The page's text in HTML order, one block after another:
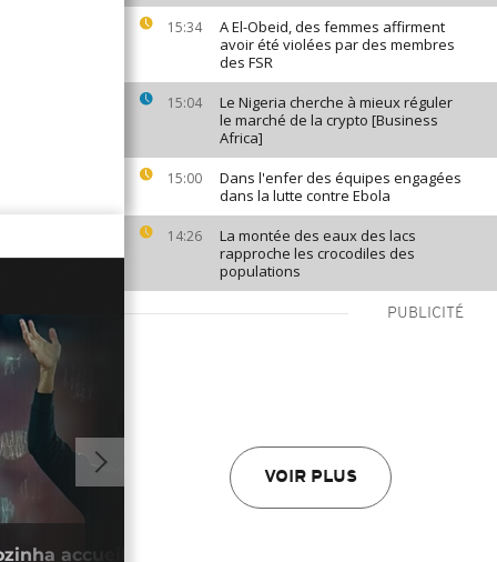
15:34
A El-Obeid, des femmes affirment
avoir été violées par des membres
des FSR
15:04
Le Nigeria cherche à mieux réguler
le marché de la crypto [Business
Africa]
15:00
Dans l'enfer des équipes engagées
dans la lutte contre Ebola
14:26
La montée des eaux des lacs
rapproche les crocodiles des
populations
PUBLICITÉ
VOIR PLUS
accueilli en héros par les